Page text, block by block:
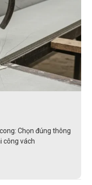
Chọn đúng thông
công vách